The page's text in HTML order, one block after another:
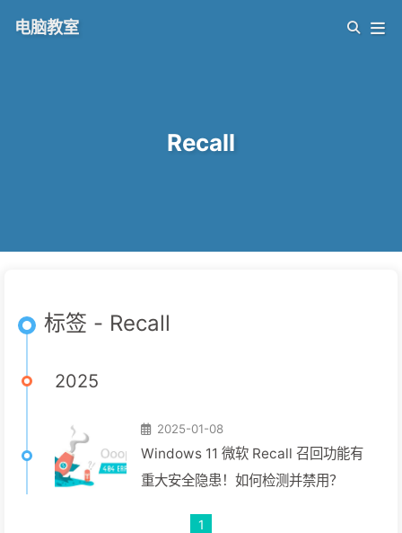
电脑教室
Recall
标签 - Recall
2025
2025-01-08
Windows 11 微软 Recall 召回功能有
重大安全隐患！如何检测并禁用？
1